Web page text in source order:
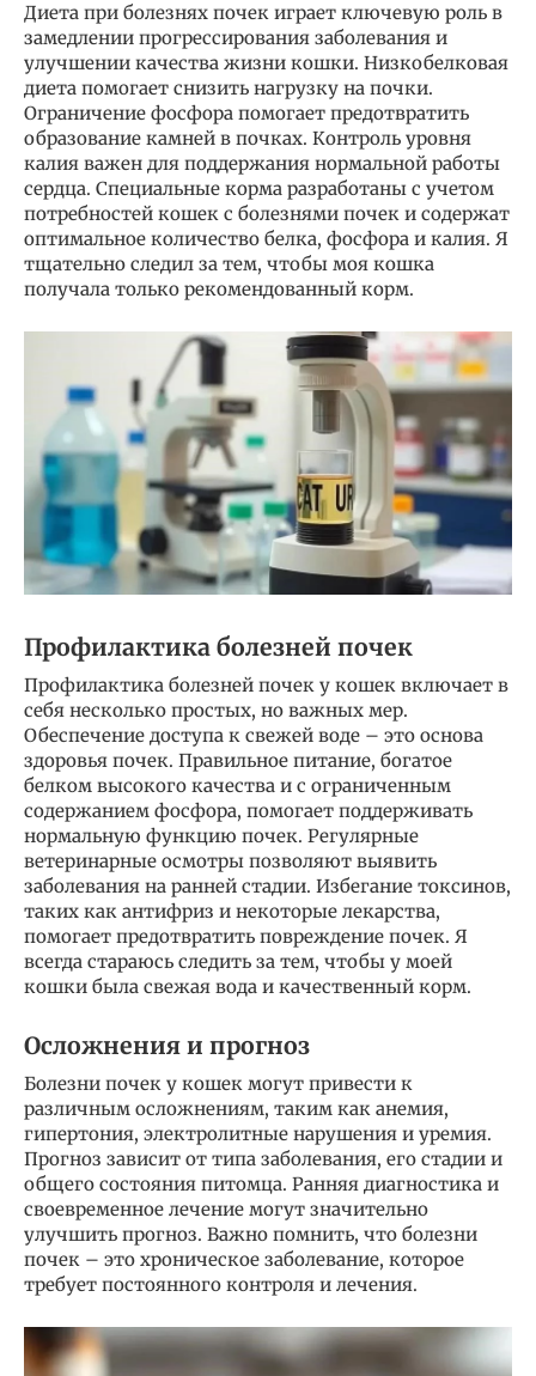
Диета при болезнях почек играет ключевую роль в
замедлении прогрессирования заболевания и
улучшении качества жизни кошки. Низкобелковая
диета помогает снизить нагрузку на почки.
Ограничение фосфора помогает предотвратить
образование камней в почках. Контроль уровня
калия важен для поддержания нормальной работы
сердца. Специальные корма разработаны с учетом
потребностей кошек с болезнями почек и содержат
оптимальное количество белка, фосфора и калия. Я
тщательно следил за тем, чтобы моя кошка
получала только рекомендованный корм.
Профилактика болезней почек
Профилактика болезней почек у кошек включает в
себя несколько простых, но важных мер.
Обеспечение доступа к свежей воде – это основа
здоровья почек. Правильное питание, богатое
белком высокого качества и с ограниченным
содержанием фосфора, помогает поддерживать
нормальную функцию почек. Регулярные
ветеринарные осмотры позволяют выявить
заболевания на ранней стадии. Избегание токсинов,
таких как антифриз и некоторые лекарства,
помогает предотвратить повреждение почек. Я
всегда стараюсь следить за тем, чтобы у моей
кошки была свежая вода и качественный корм.
Осложнения и прогноз
Болезни почек у кошек могут привести к
различным осложнениям, таким как анемия,
гипертония, электролитные нарушения и уремия.
Прогноз зависит от типа заболевания, его стадии и
общего состояния питомца. Ранняя диагностика и
своевременное лечение могут значительно
улучшить прогноз. Важно помнить, что болезни
почек – это хроническое заболевание, которое
требует постоянного контроля и лечения.